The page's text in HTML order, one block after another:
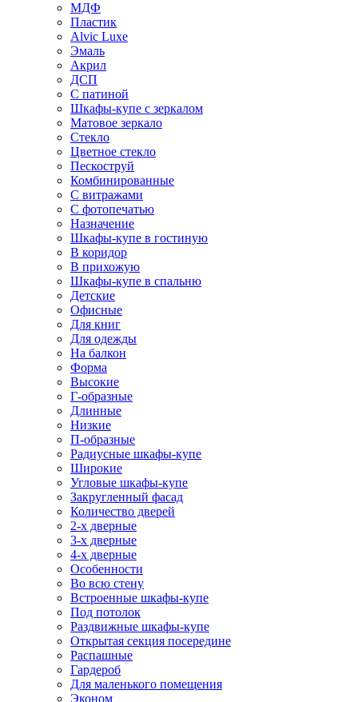
МДФ
Пластик
Alvic Luxe
Эмаль
Акрил
ДСП
С патиной
Шкафы-купе с зеркалом
Матовое зеркало
Стекло
Цветное стекло
Пескоструй
Комбинированные
С витражами
С фотопечатью
Назначение
Шкафы-купе в гостиную
В коридор
В прихожую
Шкафы-купе в спальню
Детские
Офисные
Для книг
Для одежды
На балкон
Форма
Высокие
Г-образные
Длинные
Низкие
П-образные
Радиусные шкафы-купе
Широкие
Угловые шкафы-купе
Закругленный фасад
Количество дверей
2-х дверные
3-х дверные
4-х дверные
Особенности
Во всю стену
Встроенные шкафы-купе
Под потолок
Раздвижные шкафы-купе
Открытая секция посередине
Распашные
Гардероб
Для маленького помещения
Эконом